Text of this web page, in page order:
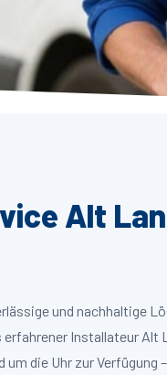
Alt
und nachhaltige
Installateur Alt
die Uhr zur Verfügung